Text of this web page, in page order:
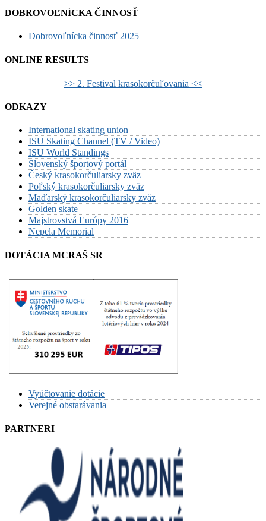
DOBROVOĽNÍCKA ČINNOSŤ
Dobrovoľnícka činnosť 2025
ONLINE RESULTS
>> 2. Festival krasokorčuľovania <<
ODKAZY
International skating union
ISU Skating Channel (TV / Video)
ISU World Standings
Slovenský športový portál
Český krasokorčuliarsky zväz
Poľský krasokorčuliarsky zväz
Maďarský krasokorčuliarsky zväz
Golden skate
Majstrovstvá Európy 2016
Nepela Memorial
DOTÁCIA MCRAŠ SR
Vyúčtovanie dotácie
Verejné obstarávania
PARTNERI